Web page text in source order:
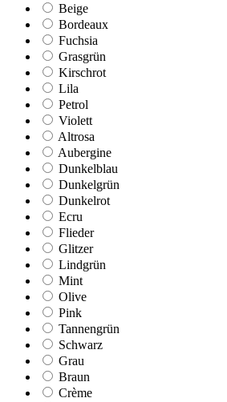
Beige
Bordeaux
Fuchsia
Grasgrün
Kirschrot
Lila
Petrol
Violett
Altrosa
Aubergine
Dunkelblau
Dunkelgrün
Dunkelrot
Ecru
Flieder
Glitzer
Lindgrün
Mint
Olive
Pink
Tannengrün
Schwarz
Grau
Braun
Crème